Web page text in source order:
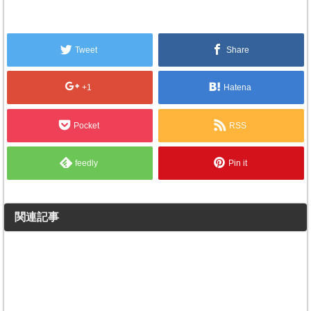
Tweet Share
+1 Hatena
Pocket RSS
feedly Pin it
関連記事